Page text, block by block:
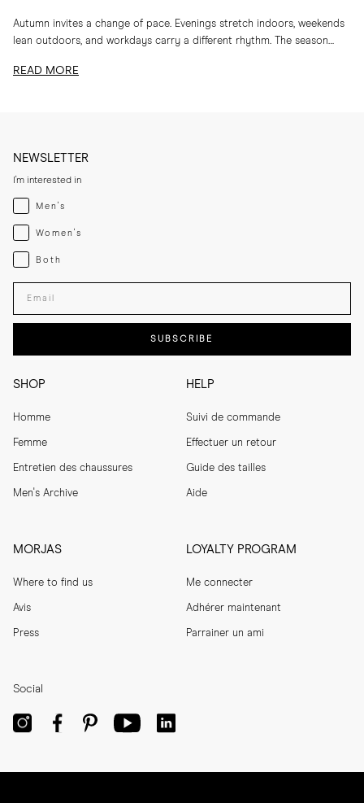
Autumn invites a change of pace. Evenings stretch indoors, weekends
lean outdoors, and workdays carry a different rhythm. The season
READ MORE
SHOP
Homme
Femme
Entretien des chaussures
Men's Archive
HELP
Suivi de commande
Effectuer un retour
Guide des tailles
Aide
MORJAS
Where to find us
Avis
Press
LOYALTY PROGRAM
Me connecter
Adhérer maintenant
Parrainer un ami
NEWSLETTER
I'm interested in
Menswear
Men's
Womenswear
Women's
Both
Both
Enter your email adress
SUBSCRIBE
Social